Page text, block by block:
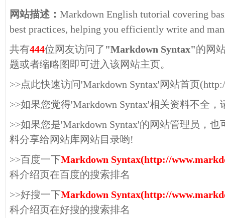
网站描述： Markdown English tutorial covering
best practices, helping you efficiently write and
共有444位网友访问了 "Markdown Syntax"的网
题或者缩略图即可进入该网站主页。
>>点此快速访问'Markdown Syntax'网站首页
>>如果您觉得'Markdown Syntax'相关资料不全
>>如果您是'Markdown Syntax'的网站管理员，
料分享给网站库网站目录哟!
>>百度一下Markdown Syntax(http://
科介绍页在百度的搜索排名
>>好搜一下Markdown Syntax(http://
科介绍页在好搜的搜索排名